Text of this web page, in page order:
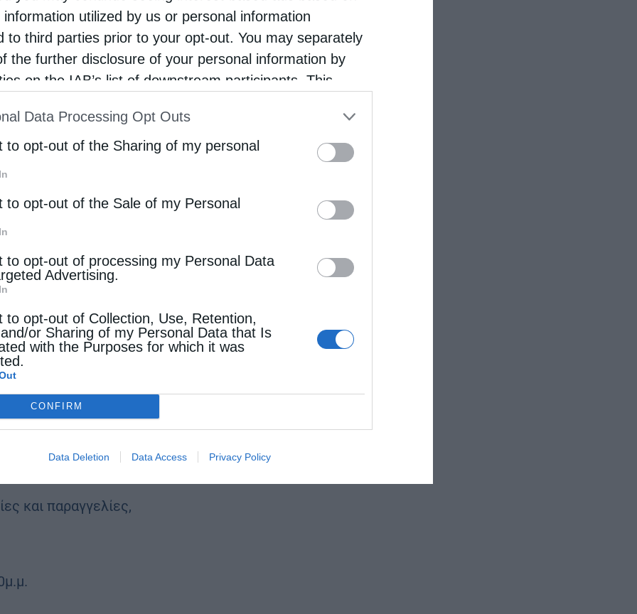
information utilized by us or personal information
to third parties prior to your opt-out. You may separately
the further disclosure of your personal information by
on the IAB’s list of downstream participants. This
of Downstream Participantsthat may further disclose it to
parties.
Data Processing Opt Outs
to opt-out of the Sharing of my personal
to opt-out of the Sale of my Personal
to opt-out of processing my Personal Data
Advertising.
to opt-out of Collection, Use, Retention,
or Sharing of my Personal Data that Is
with the Purposes for which it was
CONFIRM
Data Deletion Data Access Privacy Policy
χειροτονήθηκε διάκονος.
οι δύο κληρικοί κατέφυγαν στη Θερμή της
παλαιά Μονή του Γενεσίου της Θεοτόκου, η
από πειρατές το 1235.
οποίοι σε μια επιδρομή τους στο μοναστήρι,
σκληρά και ανηλεή βασανιστήρια και
Τρίτη της Διακαινησίμου, στις 9 Απριλίου
και τη δωδεκάχρονη Αγία Ειρήνη,
Ειρήνης, Βασίλειος, η σύζυγός του Μαρία,
Θεόδωρος και ο γιατρός Αλέξανδρος,
των Αγίων, μέσα σε ξεχωριστούς τάφους.
πλούσιο φωτογραφικό υλικό, αφηγείται τη ζωή
τρόπο με τον οποίο έγινε γνωστή η
όπου βρίσκονταν οι τάφοι τους.
και παραγγελίες,